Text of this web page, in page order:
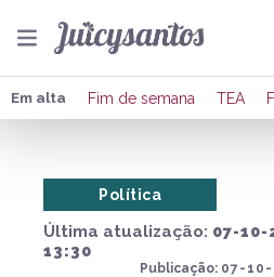
Em alta Fim de semana TEA
Última atualização: 07-10-
13:30
Publicação: 07-10-
Política